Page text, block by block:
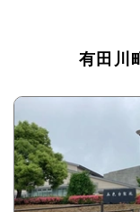
葬儀
有田川町清水斎
ため、葬儀を一
す。
通夜・告別式か
に進行でき、同
有田川